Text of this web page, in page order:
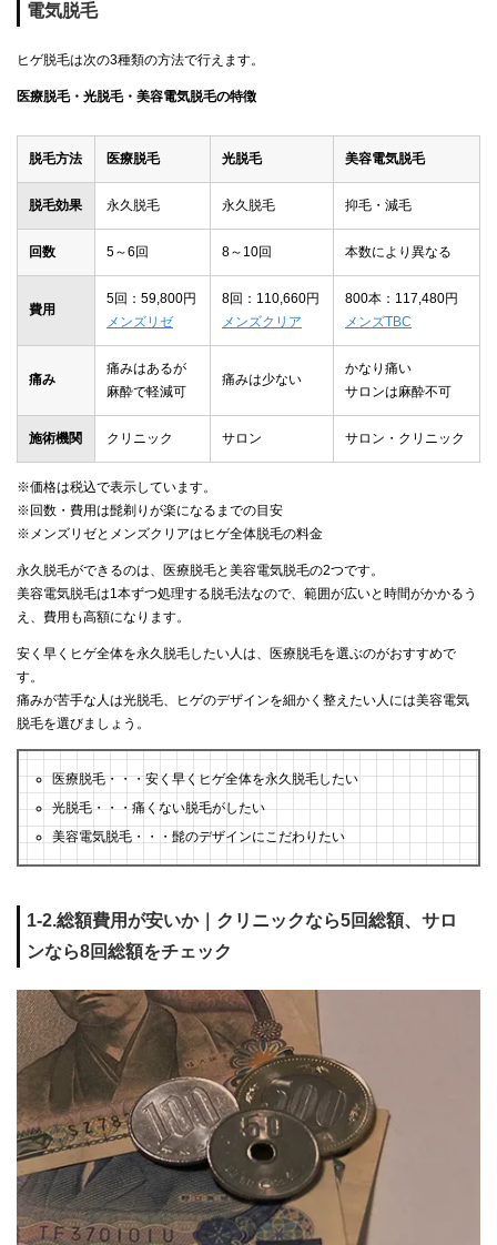
電気脱毛
ヒゲ脱毛は次の3種類の方法で行えます。
医療脱毛・光脱毛・美容電気脱毛の特徴
脱毛方法 医療脱毛 光脱毛 美容電気脱毛
脱毛効果 永久脱毛 永久脱毛 抑毛・減毛
回数 5～6回 8～10回 本数により異なる
費用
5回：59,800円
メンズリゼ
8回：110,660円
メンズクリア
800本：117,480円
メンズTBC
痛み
痛みはあるが
麻酔で軽減可
痛みは少ない
かなり痛い
サロンは麻酔不可
施術機関 クリニック サロン サロン・クリニック
※価格は税込で表示しています。
※回数・費用は髭剃りが楽になるまでの目安
※メンズリゼとメンズクリアはヒゲ全体脱毛の料金
永久脱毛ができるのは、医療脱毛と美容電気脱毛の2つです。
美容電気脱毛は1本ずつ処理する脱毛法なので、範囲が広いと時間がかかるう
え、費用も高額になります。
安く早くヒゲ全体を永久脱毛したい人は、医療脱毛を選ぶのがおすすめで
す。
痛みが苦手な人は光脱毛、ヒゲのデザインを細かく整えたい人には美容電気
脱毛を選びましょう。
医療脱毛・・・安く早くヒゲ全体を永久脱毛したい
光脱毛・・・痛くない脱毛がしたい
美容電気脱毛・・・髭のデザインにこだわりたい
1-2.総額費用が安いか｜クリニックなら5回総額、サロ
ンなら8回総額をチェック